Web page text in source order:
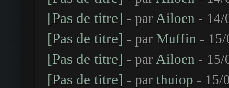
[Pas de titre] - par Ailoen - 14/
[Pas de titre] - par Muffin -
[Pas de titre] - par Ailoen - 15/
[Pas de titre] - par thuiop - 15/